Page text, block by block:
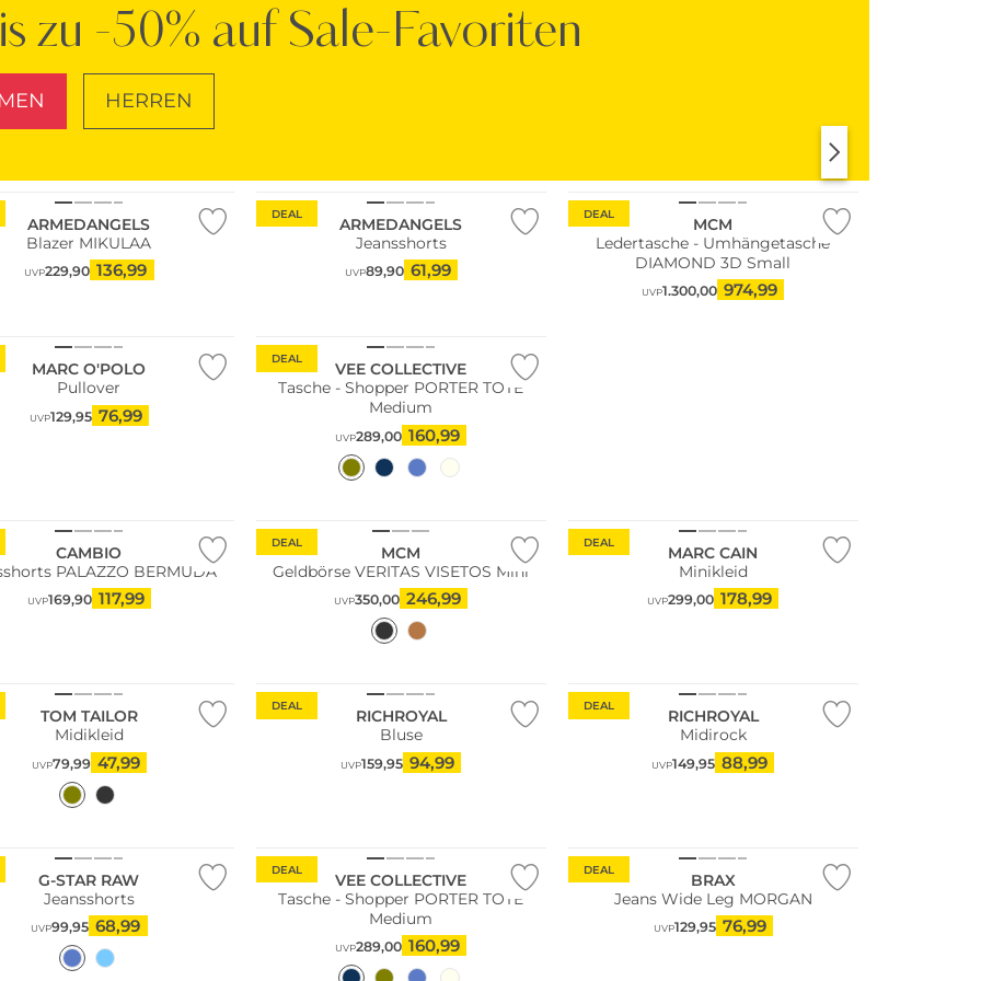
zu -50% auf Sale-Favoriten
HERREN
ARMEDANGELS
Blazer MIKULAA
UVP229,90 136,99
DEAL
ARMEDANGELS
Jeansshorts
UVP89,90 61,99
DEAL
MCM
Ledertasche - Umhängetasche
DIAMOND 3D Small
UVP1.300,00 974,99
MARC O'POLO
Pullover
UVP129,95 76,99
DEAL
VEE COLLECTIVE
Tasche - Shopper PORTER TOTE
Medium
UVP289,00 160,99
CAMBIO
PALAZZO BERMUDA
UVP169,90 117,99
DEAL
MCM
Geldbörse VERITAS VISETOS Mini
UVP350,00 246,99
DEAL
MARC CAIN
Minikleid
UVP299,00 178,99
TOM TAILOR
Midikleid
UVP79,99 47,99
DEAL
RICHROYAL
Bluse
UVP159,95 94,99
DEAL
RICHROYAL
Midirock
UVP149,95 88,99
G-STAR RAW
Jeansshorts
UVP99,95 68,99
DEAL
VEE COLLECTIVE
Tasche - Shopper PORTER TOTE
Medium
UVP289,00 160,99
DEAL
BRAX
Jeans Wide Leg MORGAN
UVP129,95 76,99